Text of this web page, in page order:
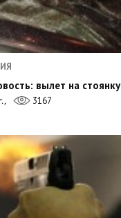
вылет на стоянку
3167